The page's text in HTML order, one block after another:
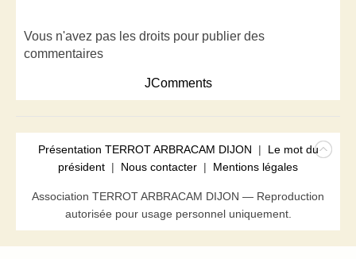
Vous n'avez pas les droits pour publier des
commentaires
JComments
Présentation TERROT ARBRACAM DIJON | Le mot du
président | Nous contacter | Mentions légales
Association TERROT ARBRACAM DIJON — Reproduction
autorisée pour usage personnel uniquement.